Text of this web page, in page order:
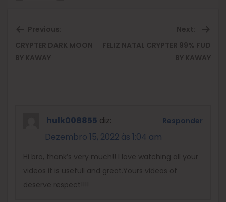
Previous:
Previous
CRYPTER DARK MOON
BY KAWAY
Next:
FELIZ NATAL CRYPTER 99% FUD
BY KAWAY
hulk008855 diz:
Dezembro 15, 2022 às 1:04 am
Hi bro, thank’s very much!! I love watching all your
videos it is usefull and great.Yours videos of
deserve respect!!!!
Responder